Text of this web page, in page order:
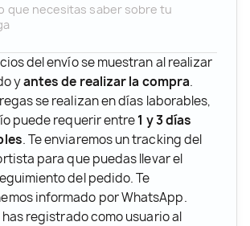
que necesitas saber sobre tu
del envío se muestran al realizar
yantes de realizar la compra.
se realizan en días laborables,
puede requerir entre1 y 3 días
. Te enviaremos un tracking del
para que puedas llevar el
del pedido. Te
informado por WhatsApp.
registrado como usuario al